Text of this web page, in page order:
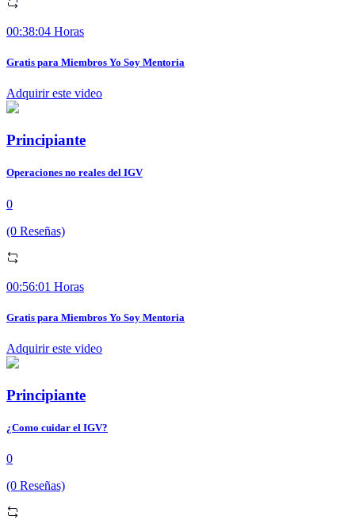
00:38:04 Horas
Gratis para Miembros Yo Soy Mentoria
Adquirir este video
Principiante
Operaciones no reales del IGV
0
(0 Reseñas)
00:56:01 Horas
Gratis para Miembros Yo Soy Mentoria
Adquirir este video
Principiante
¿Como cuidar el IGV?
0
(0 Reseñas)